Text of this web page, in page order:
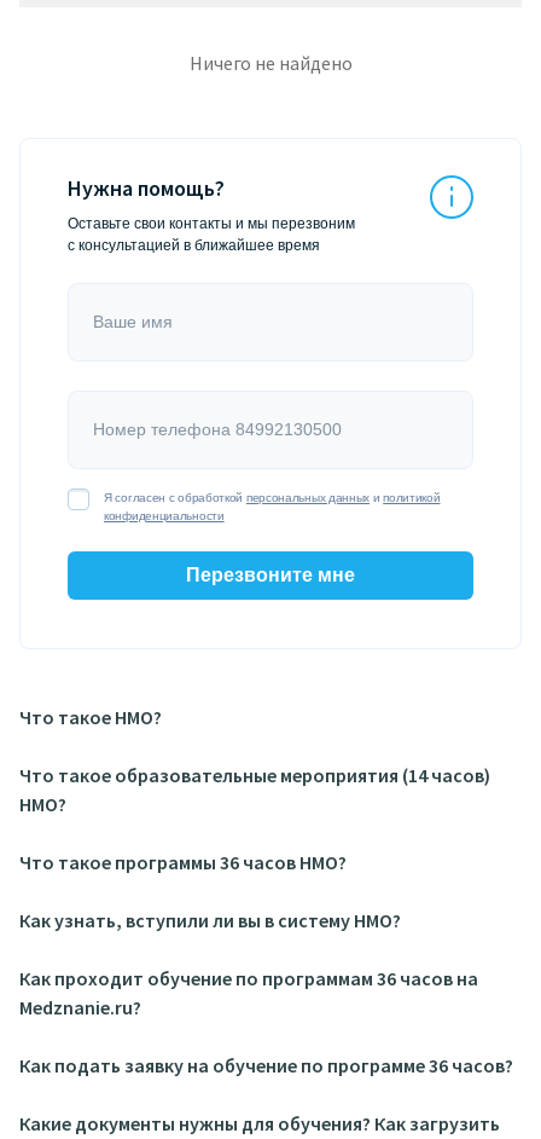
Ничего не найдено
Нужна помощь?
Оставьте свои контакты и мы перезвоним
с консультацией в ближайшее время
Ваше имя
Номер телефона 84992130500
Я согласен с обработкой персональных данных иполитикой
конфиденциальности
Перезвоните мне
Что такое НМО?
Что такое образовательные мероприятия (14 часов)
НМО?
Что такое программы 36 часов НМО?
Как узнать, вступили ли вы в систему НМО?
Как проходит обучение по программам 36 часов на
Medznanie.ru?
Как подать заявку на обучение по программе 36 часов?
Какие документы нужны для обучения? Как загрузить